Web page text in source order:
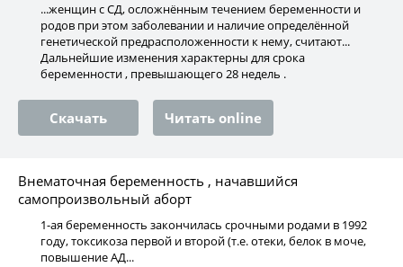
...женщин с СД, осложнённым течением беременности и
родов при этом заболевании и наличие определённой
генетической предрасположенности к нему, считают...
Дальнейшие изменения характерны для срока
беременности , превышающего 28 недель .
Скачать Читать online
Внематочная беременность , начавшийся
самопроизвольный аборт
1-ая беременность закончилась срочными родами в 1992
году, токсикоза первой и второй (т.е. отеки, белок в моче,
повышение АД...